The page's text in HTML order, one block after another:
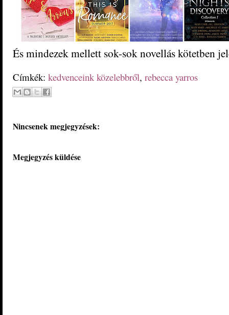
És mindezek mellett sok-sok novellás kötetben
Címkék: kedvenceink közelebbről, rebecca yarros
Nincsenek megjegyzések:
Megjegyzés küldése